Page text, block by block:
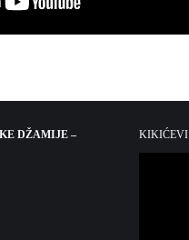
DŽAMIJE –
KIKIĆEVI